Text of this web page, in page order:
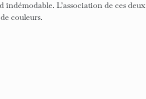
L’association de ces deux
couleurs.